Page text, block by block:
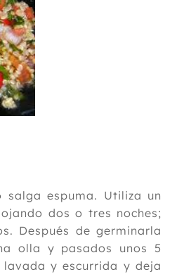
espuma. Utiliza un
dos o tres noches;
Después de germinarla
olla y pasados unos 5
y escurrida y deja